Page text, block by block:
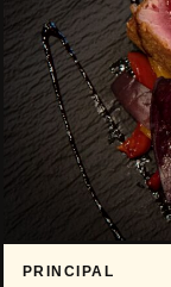
PRINCIPAL